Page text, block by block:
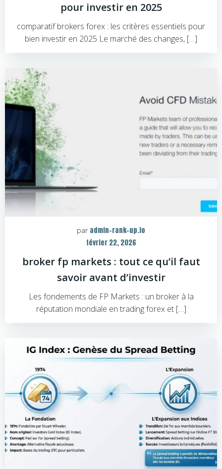
pour investir en 2025
comparatif brokers forex : les critères essentiels pour
bien investir en 2025 Le marché des changes, […]
par admin-rank-up.io
février 22, 2026
broker fp markets : tout ce qu’il faut
savoir avant d’investir
Les fondements de FP Markets : un broker à la
réputation mondiale en trading forex et […]